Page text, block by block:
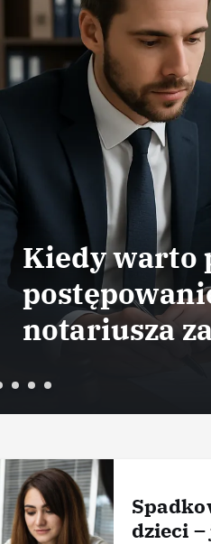
Kiedy warto
notariusza
dzieci